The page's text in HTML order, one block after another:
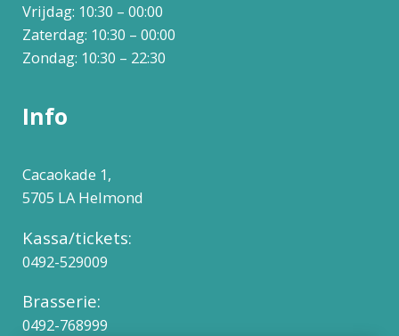
Vrijdag: 10:30 – 00:00
Zaterdag: 10:30 – 00:00
Zondag: 10:30 – 22:30
Info
Cacaokade 1,
5705 LA Helmond
Kassa/tickets:
0492-529009
Brasserie:
0492-768999